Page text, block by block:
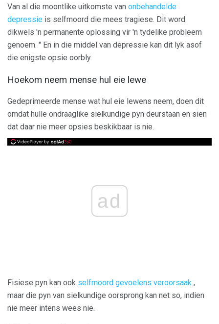
Van al die moontlike uitkomste van onbehandelde
depressie is selfmoord die mees tragiese. Dit word
dikwels 'n permanente oplossing vir 'n tydelike probleem
genoem. " En in die middel van depressie kan dit lyk asof
die enigste opsie oorbly.
Hoekom neem mense hul eie lewe
Gedeprimeerde mense wat hul eie lewens neem, doen dit
omdat hulle ondraaglike sielkundige pyn deurstaan ​​en sien
dat daar nie meer opsies beskikbaar is nie.
ad
Fisiese pyn kan ook selfmoord gevoelens veroorsaak ,
maar die pyn van sielkundige oorsprong kan net so, indien
nie meer intens wees nie.